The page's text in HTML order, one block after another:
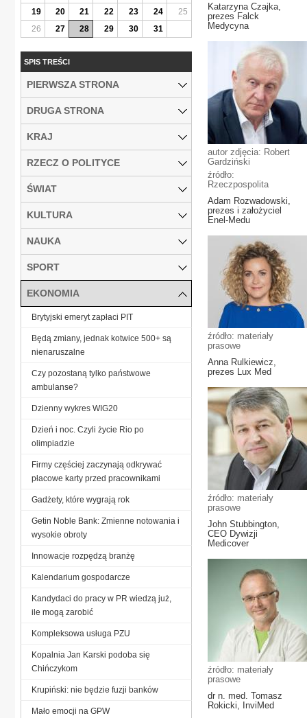
Katarzyna Czajka,
prezes Falck
Medycyna
autor zdjęcia: Robert
Gardziński
źródło:
Rzeczpospolita
Adam Rozwadowski,
prezes i założyciel
Enel-Medu
źródło: materiały
prasowe
Anna Rulkiewicz,
prezes Lux Med
źródło: materiały
prasowe
John Stubbington,
CEO Dywizji
Medicover
źródło: materiały
prasowe
dr n. med. Tomasz
Rokicki, InviMed
19
20 21 22 23 24
25
26
27 28 29 30 31
SPIS TREŚCI
PIERWSZA STRONA
DRUGA STRONA
KRAJ
RZECZ O POLITYCE
ŚWIAT
KULTURA
NAUKA
SPORT
EKONOMIA
Brytyjski emeryt zapłaci PIT
Będą zmiany, jednak kotwice 500+ są
nienaruszalne
Czy pozostaną tylko państwowe
ambulanse?
Dzienny wykres WIG20
Dzień i noc. Czyli życie Rio po
olimpiadzie
Firmy częściej zaczynają odkrywać
płacowe karty przed pracownikami
Gadżety, które wygrają rok
Getin Noble Bank: Zmienne notowania i
wysokie obroty
Innowacje rozpędzą branżę
Kalendarium gospodarcze
Kandydaci do pracy w PR wiedzą już,
ile mogą zarobić
Kompleksowa usługa PZU
Kopalnia Jan Karski podoba się
Chińczykom
Krupiński: nie będzie fuzji banków
Mało emocji na GPW